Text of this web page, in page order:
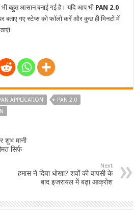
बहुत आसान बनाई गई है। यदि आप भी PAN 2.0
बताए गए स्टेप्स को फॉलो करें और कुछ ही मिनटों में
APPLICATION
PAN 2.0
शुभ मानी
सिर्फ
Next
हमास ने दिया धोखा? शवों की वापसी के
बाद इजरायल में बढ़ा आक्रोश